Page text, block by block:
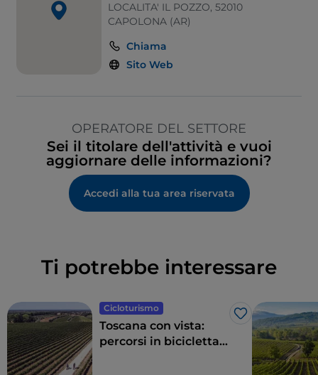
LOCALITA' IL POZZO, 52010
CAPOLONA (AR)
Chiama
Sito Web
OPERATORE DEL SETTORE
Sei il titolare dell'attività e vuoi
aggiornare delle informazioni?
Accedi alla tua area riservata
Ti potrebbe interessare
Cicloturismo
Like
Toscana con vista:
percorsi in bicicletta